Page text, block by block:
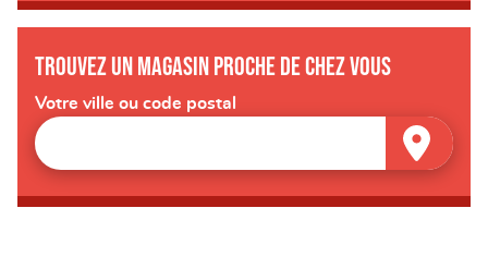
Trouvez un magasin proche de chez vous
Votre ville ou code postal